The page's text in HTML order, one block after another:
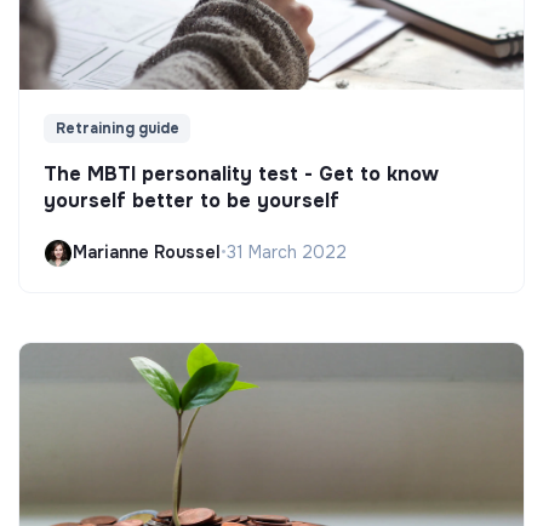
Retraining guide
The MBTI personality test - Get to know
yourself better to be yourself
Marianne Roussel •31 March 2022